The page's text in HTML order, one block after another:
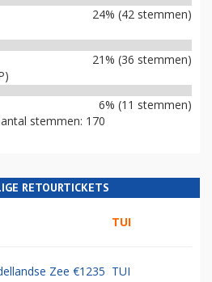
24% (42 stemmen)
21% (36 stemmen)
6% (11 stemmen)
stemmen: 170
RETOURTICKETS
TUI
Zee €1235 TUI